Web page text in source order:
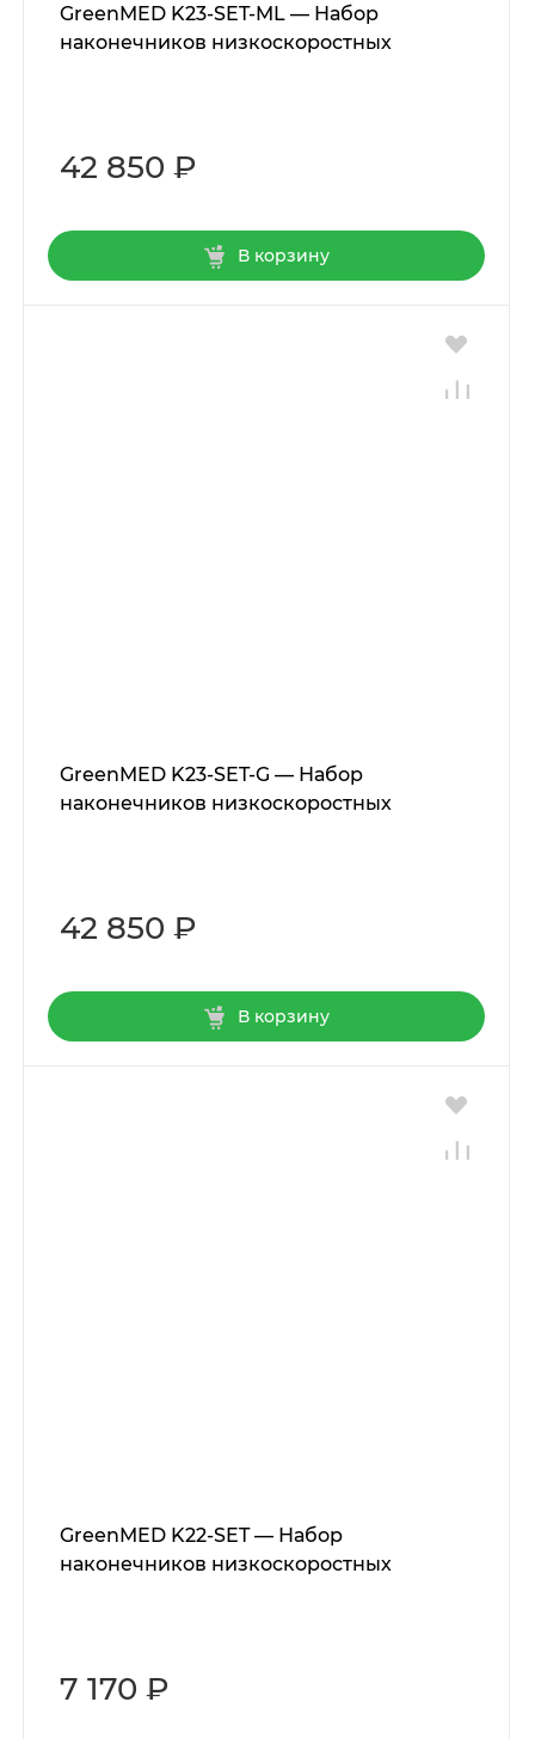
GreenMED K23-SET-ML — Набор
наконечников низкоскоростных
42 850 ₽
В корзину
GreenMED K23-SET-G — Набор
наконечников низкоскоростных
42 850 ₽
В корзину
GreenMED K22-SET — Набор
наконечников низкоскоростных
7 170 ₽